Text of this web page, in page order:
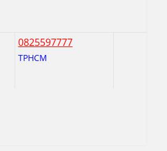
0825597777
TPHCM